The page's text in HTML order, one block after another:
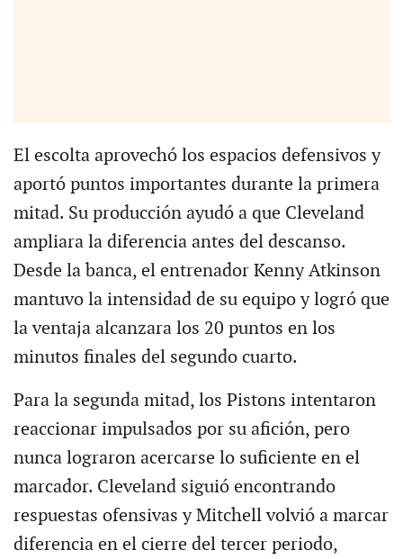
El escolta aprovechó los espacios defensivos y
aportó puntos importantes durante la primera
mitad. Su producción ayudó a que Cleveland
ampliara la diferencia antes del descanso.
Desde la banca, el entrenador Kenny Atkinson
mantuvo la intensidad de su equipo y logró que
la ventaja alcanzara los 20 puntos en los
minutos finales del segundo cuarto.
Para la segunda mitad, los Pistons intentaron
reaccionar impulsados por su afición, pero
nunca lograron acercarse lo suficiente en el
marcador. Cleveland siguió encontrando
respuestas ofensivas y Mitchell volvió a marcar
diferencia en el cierre del tercer periodo,